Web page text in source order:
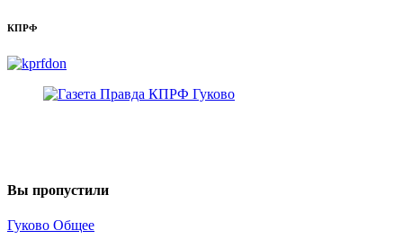
КПРФ
Вы пропустили
Гуково Общее